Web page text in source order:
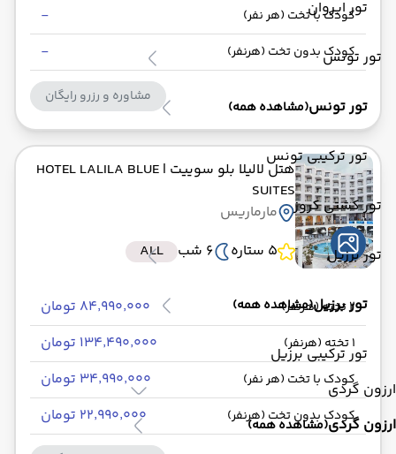
تور ایروان
تور تونس
تور تونس(مشاهده همه)
تور ترکیبی تونس
تور کشتی کروز
تور برزیل
تور برزیل(مشاهده همه)
تور ترکیبی برزیل
ارزون گردی
ارزون گردی(مشاهده همه)
کودک با تخت (هر نفر) -
کودک بدون تخت (هرنفر) -
مشاوره و رزرو رایگان
هتل لالیلا بلو سوییت | HOTEL LALILA BLUE
SUITES
مارماریس
5 ستاره
6 شب ALL
2 تخته (هرنفر) ۸۴٬۹۹۰٬۰۰۰ تومان
1 تخته (هرنفر) ۱۳۴٬۴۹۰٬۰۰۰ تومان
کودک با تخت (هر نفر) ۳۴٬۹۹۰٬۰۰۰ تومان
کودک بدون تخت (هرنفر) ۲۲٬۹۹۰٬۰۰۰ تومان